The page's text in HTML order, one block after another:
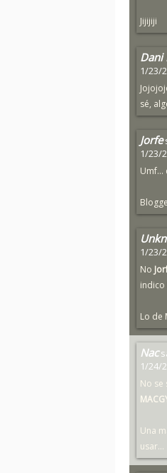
Jijijiji
Dani
1/23/
sé,
Jorfe
1/23/
1/23/
No
indico
Lo de
Nac
1/24/
No se
Una
usar...